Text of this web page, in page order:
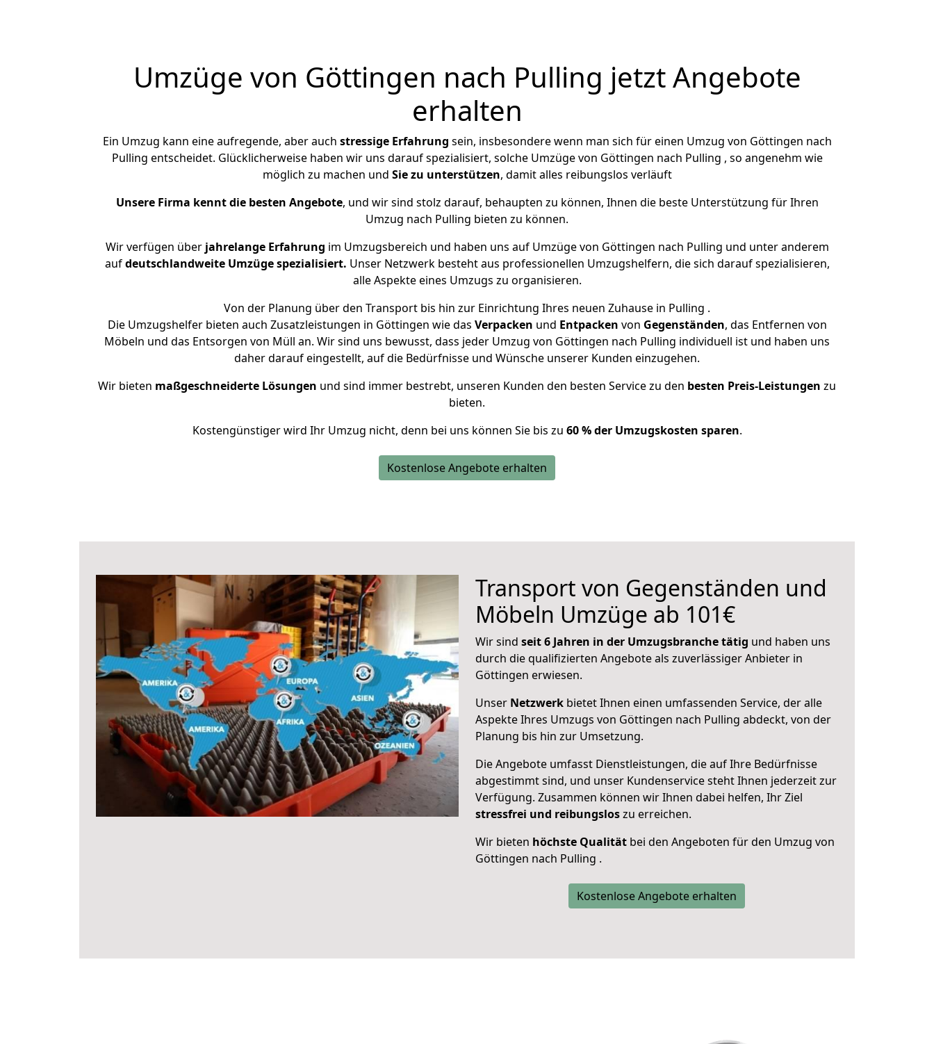
Umzüge von Göttingen nach Pulling jetzt Angebote
erhalten
Ein Umzug kann eine aufregende, aber auch stressige Erfahrung sein, insbesondere wenn man sich für einen Umzug von Göttingen nach
Pulling entscheidet. Glücklicherweise haben wir uns darauf spezialisiert, solche Umzüge von Göttingen nach Pulling , so angenehm wie
möglich zu machen und Sie zu unterstützen, damit alles reibungslos verläuft
Unsere Firma kennt die besten Angebote, und wir sind stolz darauf, behaupten zu können, Ihnen die beste Unterstützung für Ihren
Umzug nach Pulling bieten zu können.
Wir verfügen überjahrelange Erfahrung im Umzugsbereich und haben uns auf Umzüge von Göttingen nach Pulling und unter anderem
aufdeutschlandweite Umzüge spezialisiert. Unser Netzwerk besteht aus professionellen Umzugshelfern, die sich darauf spezialisieren,
alle Aspekte eines Umzugs zu organisieren.
Von der Planung über den Transport bis hin zur Einrichtung Ihres neuen Zuhause in Pulling .
Die Umzugshelfer bieten auch Zusatzleistungen in Göttingen wie das Verpacken und Entpacken von Gegenständen, das Entfernen von
Möbeln und das Entsorgen von Müll an. Wir sind uns bewusst, dass jeder Umzug von Göttingen nach Pulling individuell ist und haben uns
daher darauf eingestellt, auf die Bedürfnisse und Wünsche unserer Kunden einzugehen.
Wir bieten maßgeschneiderte Lösungen und sind immer bestrebt, unseren Kunden den besten Service zu den besten Preis-Leistungen zu
bieten.
Kostengünstiger wird Ihr Umzug nicht, denn bei uns können Sie bis zu 60 % der Umzugskosten sparen.
Kostenlose Angebote erhalten
Transport von Gegenständen und
Möbeln Umzüge ab 101€
Wir sind seit 6 Jahren in der Umzugsbranche tätig und haben uns
durch die qualifizierten Angebote als zuverlässiger Anbieter in
Göttingen erwiesen.
Unser Netzwerk bietet Ihnen einen umfassenden Service, der alle
Aspekte Ihres Umzugs von Göttingen nach Pulling abdeckt, von der
Planung bis hin zur Umsetzung.
Die Angebote umfasst Dienstleistungen, die auf Ihre Bedürfnisse
abgestimmt sind, und unser Kundenservice steht Ihnen jederzeit zur
Verfügung. Zusammen können wir Ihnen dabei helfen, Ihr Ziel
stressfrei und reibungsloszu erreichen.
Wir bieten höchste Qualität bei den Angeboten für den Umzug von
Göttingen nach Pulling .
Kostenlose Angebote erhalten